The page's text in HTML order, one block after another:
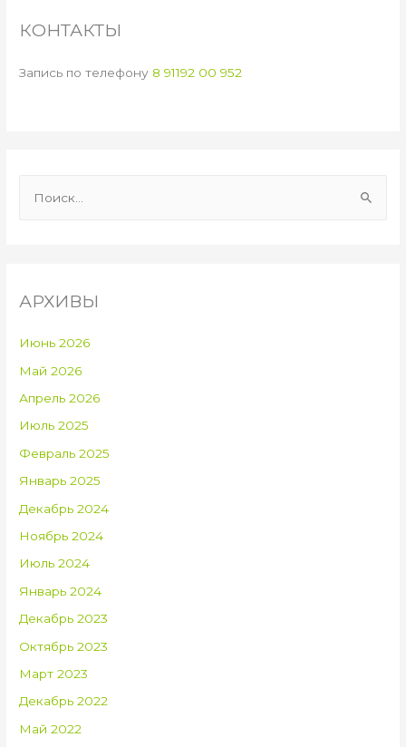
КОНТАКТЫ
Запись по телефону 8 91192 00 952
:АРХИВЫ
Июнь 2026
Май 2026
Апрель 2026
Июль 2025
Февраль 2025
Январь 2025
Декабрь 2024
Ноябрь 2024
Июль 2024
Январь 2024
Декабрь 2023
Октябрь 2023
Март 2023
Декабрь 2022
Май 2022